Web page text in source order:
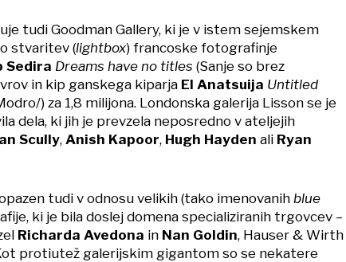
tudi Goodman Gallery, ki je v istem sejemskem
stvaritev (lightbox) francoske fotografinje
Sedira Dreams have no titles (Sanje so brez
in kip ganskega kiparja El Anatsuija Untitled
) za 1,8 milijona. Londonska galerija Lisson se je
dela, ki jih je prevzela neposredno v ateljejih
Scully, Anish Kapoor, Hugh Hayden ali Ryan
tudi v odnosu velikih (tako imenovanih blue
ki je bila doslej domena specializiranih trgovcev –
Richarda Avedona in Nan Goldin, Hauser & Wirth
protiutež galerijskim gigantom so se nekatere